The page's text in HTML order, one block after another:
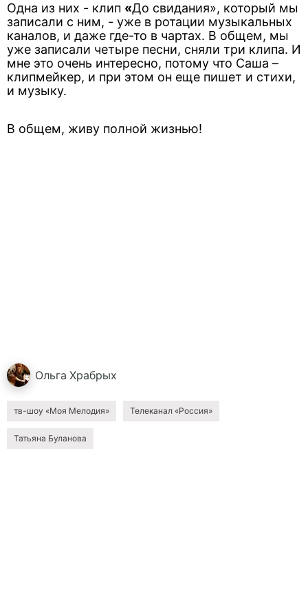
Одна из них - клип «До свидания», который мы
записали с ним, - уже в ротации музыкальных
каналов, и даже где-то в чартах. В общем, мы
уже записали четыре песни, сняли три клипа. И
мне это очень интересно, потому что Саша –
клипмейкер, и при этом он еще пишет и стихи,
и музыку.
В общем, живу полной жизнью!
Ольга Храбрых
тв-шоу «Моя Мелодия» Телеканал «Россия»
Татьяна Буланова